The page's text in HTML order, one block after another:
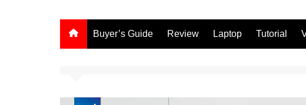
Buyer’s Guide Review Laptop Tutorial